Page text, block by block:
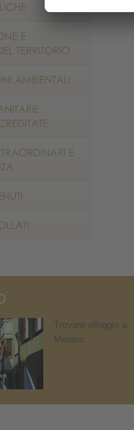
Trovare alloggio a
Merano